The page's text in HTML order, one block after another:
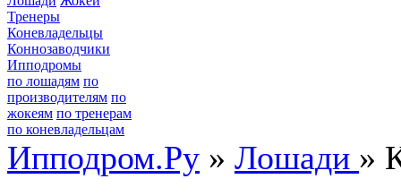
Тренеры
Коневладельцы
Коннозаводчики
Ипподромы
по лошадям по
производителям по
жокеям по тренерам
по коневладельцам
Ипподром.Ру » Лошади »